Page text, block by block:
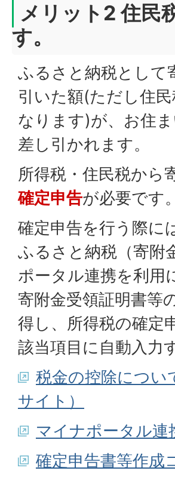
メリット2 住民
す。
ふるさと納税として
引いた額(ただし住
なります)が、お住
差し引かれます。
所得税・住民税から
確定申告が必要です。
確定申告を行う際に
ふるさと納税（寄附
ポータル連携を利用
寄附金受領証明書等
得し、所得税の確定
該当項目に自動入力
税金の控除につい
サイト）
マイナポータル連
確定申告書等作成